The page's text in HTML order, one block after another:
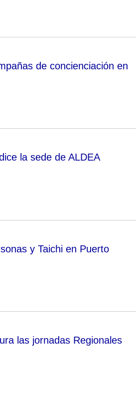
de concienciación en
la sede de ALDEA
y Taichi en Puerto
las jornadas Regionales